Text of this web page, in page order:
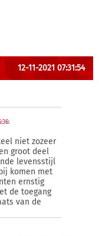
12-11-2021 07:31:54
:
niet zozeer
groot deel
levensstijl
komen met
ernstig
de toegang
van de